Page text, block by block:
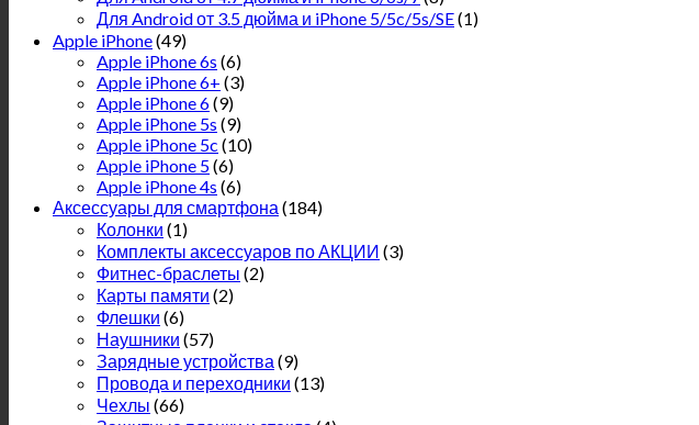
Для Android от 3.5 дюйма и iPhone 5/5c/5s/SE(1)
Apple iPhone(49)
Apple iPhone 6s (6)
Apple iPhone 6+ (3)
Apple iPhone 6(9)
Apple iPhone 5s (9)
Apple iPhone 5c (10)
Apple iPhone 5(6)
Apple iPhone 4s (6)
Аксессуары для смартфона (184)
Колонки (1)
Комплекты аксессуаров по АКЦИИ (3)
Фитнес-браслеты (2)
Карты памяти (2)
Флешки (6)
Наушники (57)
Зарядные устройства (9)
Провода и переходники (13)
Чехлы (66)